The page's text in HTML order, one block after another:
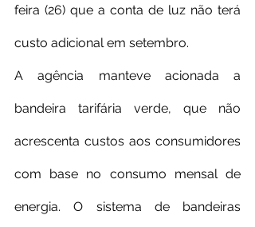
feira (26) que a conta de luz não terá
custo adicional em setembro.
A agência manteve acionada a
bandeira tarifária verde, que não
acrescenta custos aos consumidores
com base no consumo mensal de
energia. O sistema de bandeiras